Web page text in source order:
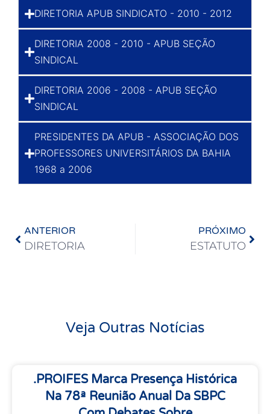
DIRETORIA APUB SINDICATO - 2010 - 2012
DIRETORIA 2008 - 2010 - APUB SEÇÃO
SINDICAL
DIRETORIA 2006 - 2008 - APUB SEÇÃO
SINDICAL
PRESIDENTES DA APUB - ASSOCIAÇÃO DOS
PROFESSORES UNIVERSITÁRIOS DA BAHIA
1968 a 2006
ANTERIOR
DIRETORIA
PRÓXIMO
ESTATUTO
Veja Outras Notícias
.PROIFES Marca Presença Histórica
Na 78ª Reunião Anual Da SBPC